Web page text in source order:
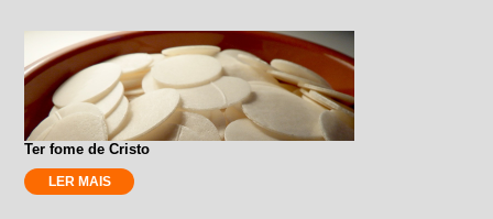
Ter fome de Cristo
LER MAIS